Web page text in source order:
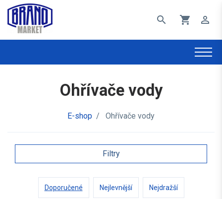
search shopping_cart perm_identity
Ohřívače vody
E-shop / Ohřívače vody
Filtry
Doporučené Nejlevnější Nejdražší